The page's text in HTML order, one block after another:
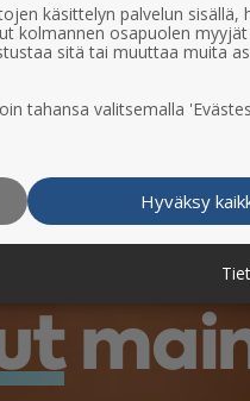
käsittelyn palvelun sisällä,
kolmannen osapuolen
sitä tai muuttaa muita
tahansa valitsemalla
Hyväksy